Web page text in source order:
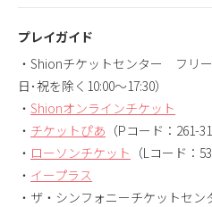
プレイガイド
・Shionチケットセンター フリー
日･祝を除く10:00～17:30）
・ Shionオンラインチケット
・ チケットぴあ （Pコード：261-
・ ローソンチケット （Lコード：
・ イープラス
・ザ・シンフォニーチケットセ